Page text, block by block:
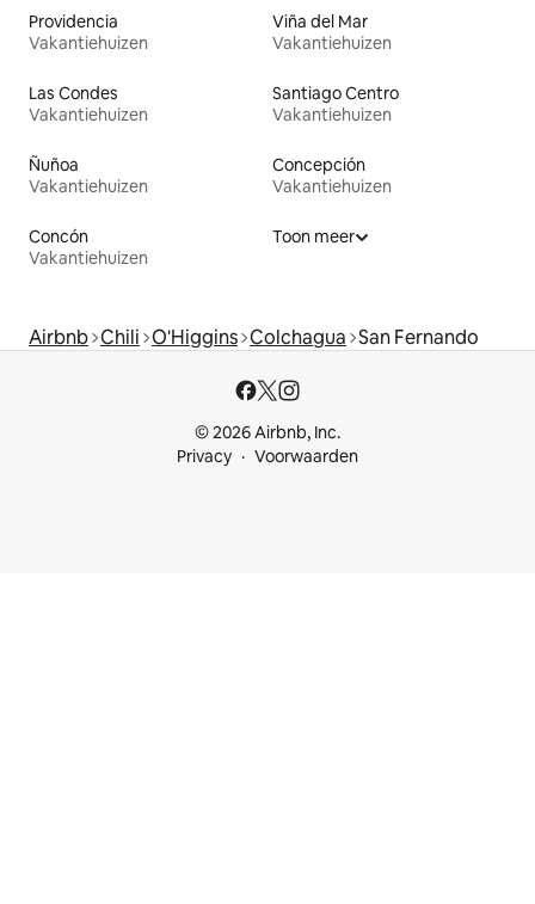
Providencia
Vakantiehuizen
Viña del Mar
Vakantiehuizen
Las Condes
Vakantiehuizen
Santiago Centro
Vakantiehuizen
Ñuñoa
Vakantiehuizen
Concepción
Vakantiehuizen
Concón
Vakantiehuizen
Toon meer
Airbnb Chili O'Higgins Colchagua San Fernando
© 2026 Airbnb, Inc.
Privacy
Voorwaarden